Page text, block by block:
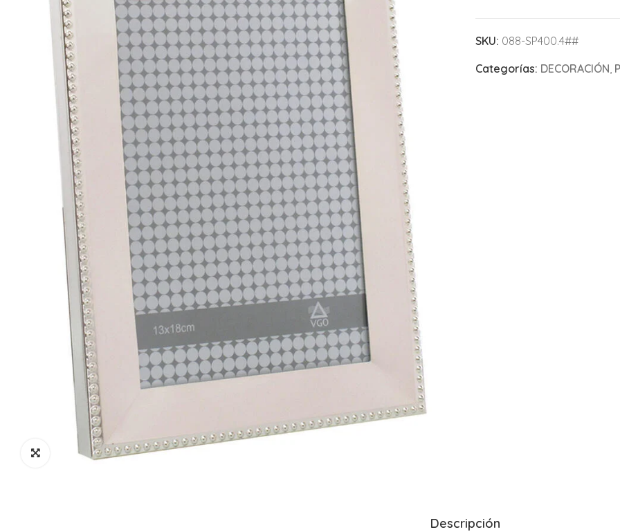
SKU: 088-SP400.4##
Categorías: DECORACIÓN
Descripción